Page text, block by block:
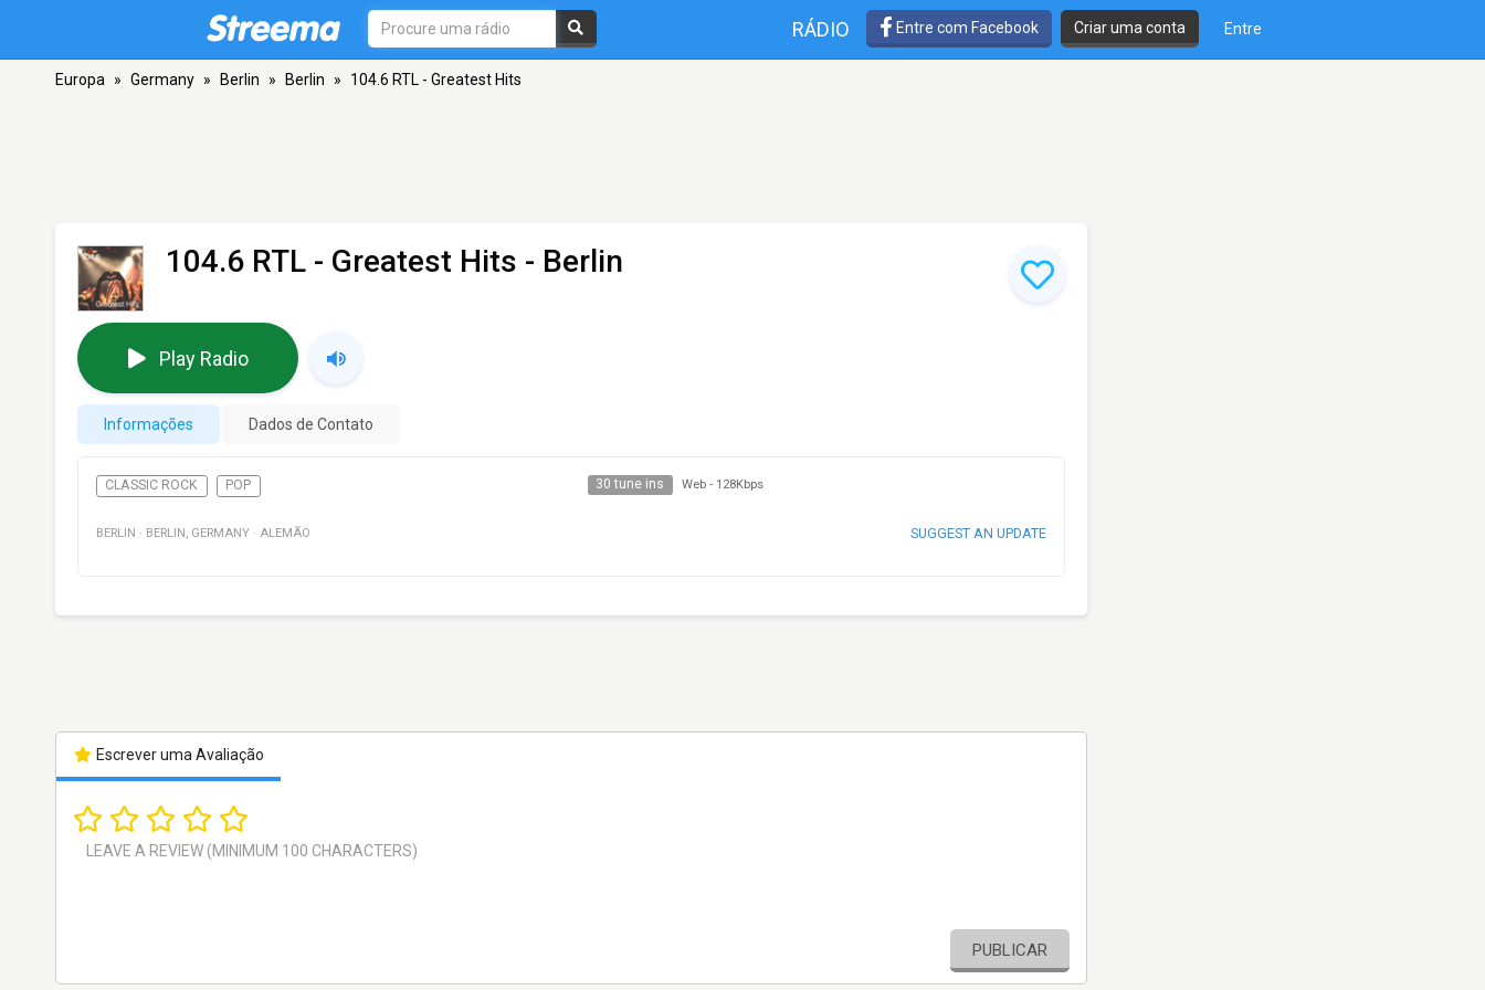
RÁDIO Entre com Facebook Criar uma conta Entre
Europa » Germany » Berlin » Berlin » 104.6 RTL - Greatest Hits
104.6 RTL - Greatest Hits - Berlin
Play Radio
Informações Dados de Contato
CLASSIC ROCK POP 30 tune ins Web - 128Kbps
BERLIN · BERLIN , GERMANY · ALEMÃO SUGGEST AN UPDATE
Escrever uma Avaliação
PUBLICAR